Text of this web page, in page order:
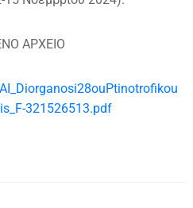
ΑΡΧΕΙΟ
321526513.pdf